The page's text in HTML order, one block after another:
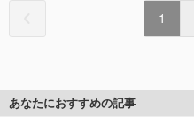
1
あなたにおすすめの記事